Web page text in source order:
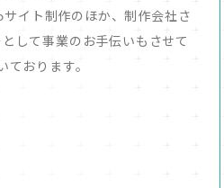
イト制作のほか、制作会社さ
して事業のお手伝いもさせて
ております。